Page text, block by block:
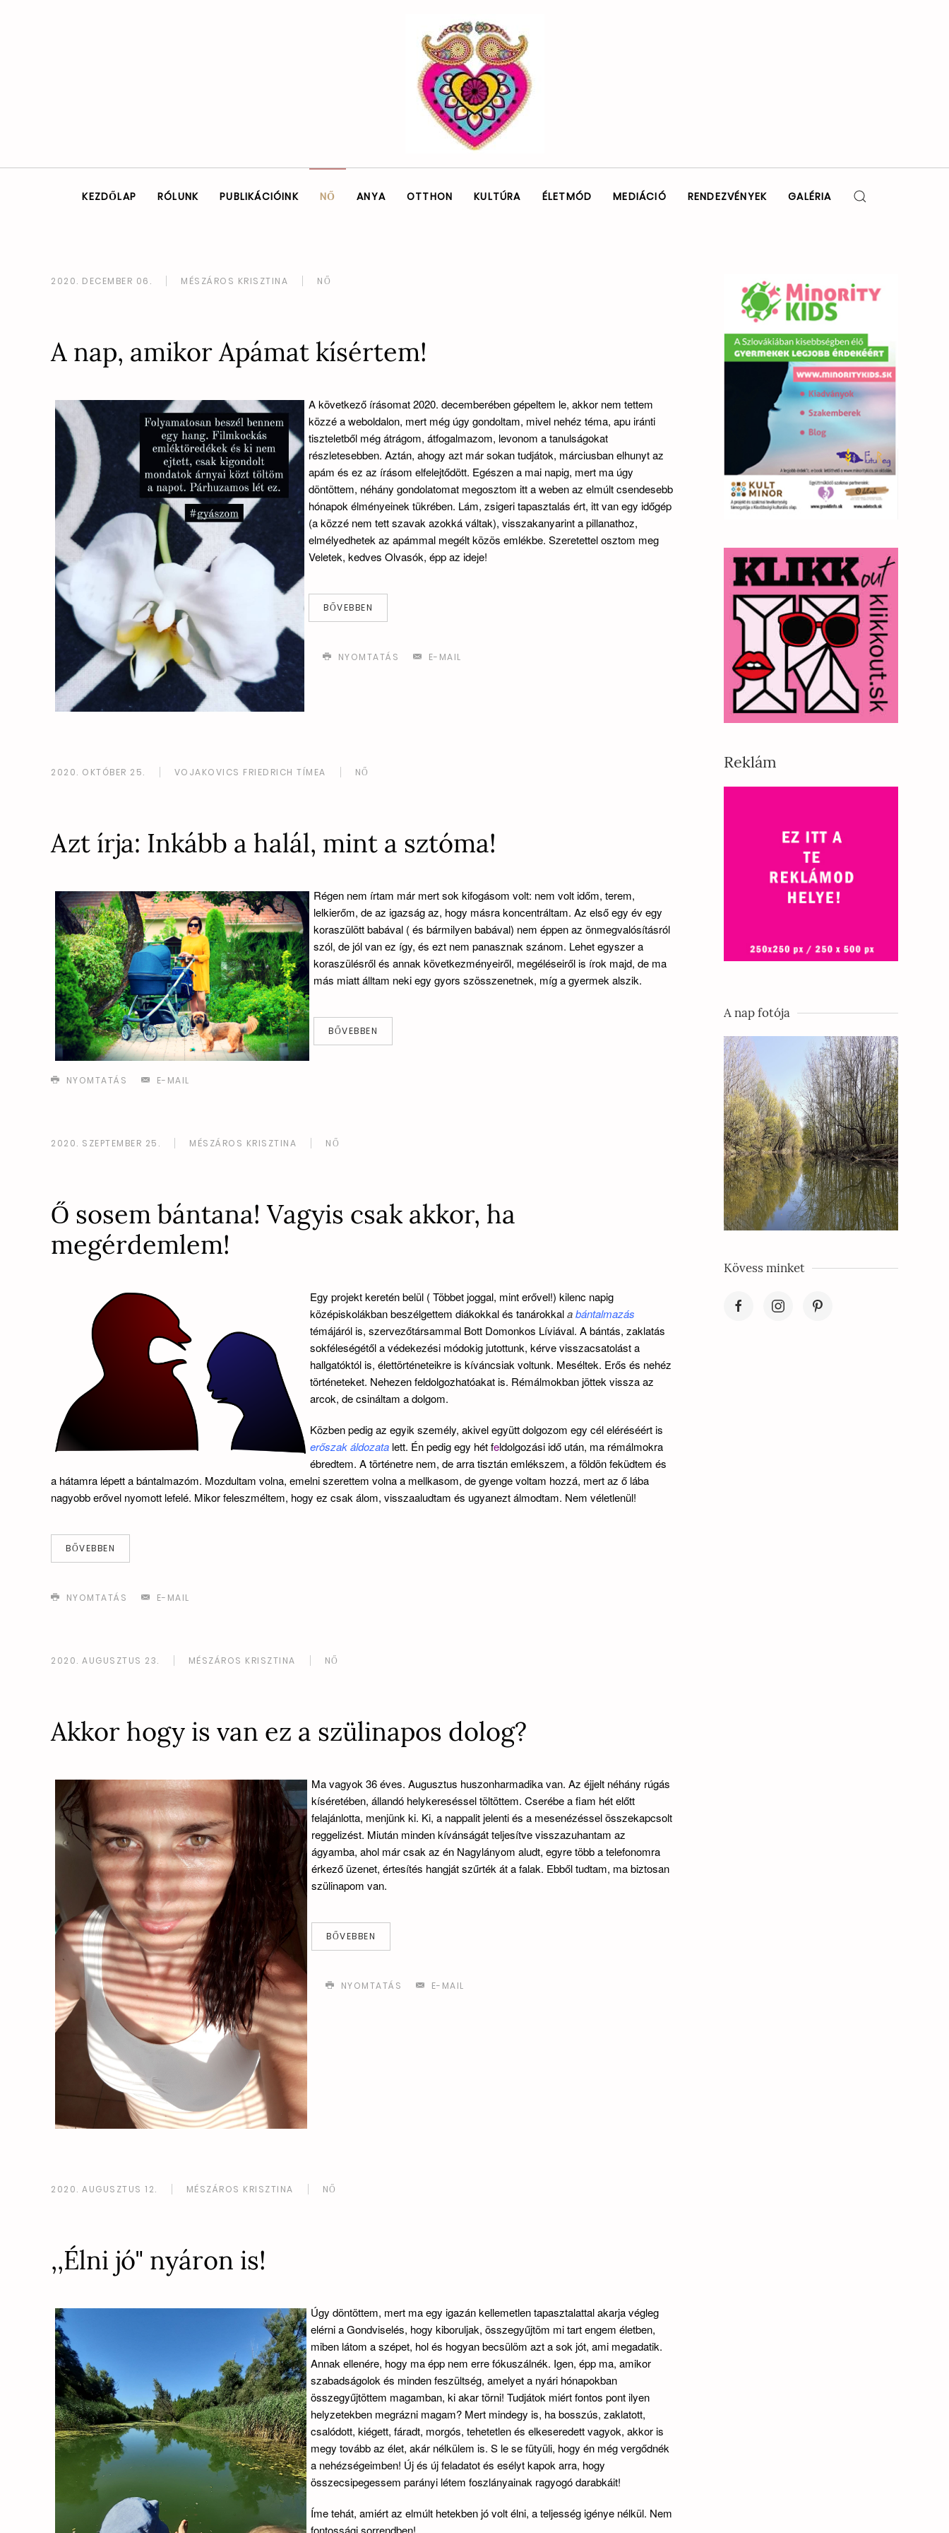
KEZDŐLAP RÓLUNK PUBLIKÁCIÓINK NŐ ANYA OTTHON KULTÚRA ÉLETMÓD MEDIÁCIÓ RENDEZVÉNYEK GALÉRIA
2020. DECEMBER 06. MÉSZÁROS KRISZTINA NŐ
A nap, amikor Apámat kísértem!
A következő írásomat 2020. decemberében gépeltem le, akkor nem tettem
közzé a weboldalon, mert még úgy gondoltam, mivel nehéz téma, apu iránti
tiszteletből még átrágom, átfogalmazom, levonom a tanulságokat
részletesebben. Aztán, ahogy azt már sokan tudjátok, márciusban elhunyt az
apám és ez az írásom elfelejtődött. Egészen a mai napig, mert ma úgy
döntöttem, néhány gondolatomat megosztom itt a weben az elmúlt csendesebb
hónapok élményeinek tükrében. Lám, zsigeri tapasztalás ért, itt van egy időgép
(a közzé nem tett szavak azokká váltak), visszakanyarint a pillanathoz,
elmélyedhetek az apámmal megélt közös emlékbe. Szeretettel osztom meg
Veletek, kedves Olvasók, épp az ideje!
BŐVEBBEN
NYOMTATÁS E-MAIL
2020. OKTÓBER 25. VOJAKOVICS FRIEDRICH TÍMEA NŐ
Azt írja: Inkább a halál, mint a sztóma!
Régen nem írtam már mert sok kifogásom volt: nem volt időm, terem,
lelkierőm, de az igazság az, hogy másra koncentráltam. Az első egy év egy
koraszülött babával ( és bármilyen babával) nem éppen az önmegvalósításról
szól, de jól van ez így, és ezt nem panasznak szánom. Lehet egyszer a
koraszülésről és annak következményeiről, megéléseiről is írok majd, de ma
más miatt álltam neki egy gyors szösszenetnek, míg a gyermek alszik.
BŐVEBBEN
NYOMTATÁS E-MAIL
2020. SZEPTEMBER 25. MÉSZÁROS KRISZTINA NŐ
Ő sosem bántana! Vagyis csak akkor, ha
megérdemlem!
Egy projekt keretén belül ( Többet joggal, mint erővel!) kilenc napig
középiskolákban beszélgettem diákokkal és tanárokkalabántalmazás
témájáról is, szervezőtársammal Bott Domonkos Líviával. A bántás, zaklatás
sokféleségétől a védekezési módokig jutottunk, kérve visszacsatolást a
hallgatóktól is, élettörténeteikre is kíváncsiak voltunk. Meséltek. Erős és nehéz
történeteket. Nehezen feldolgozhatóakat is. Rémálmokban jöttek vissza az
arcok, de csináltam a dolgom.
Közben pedig az egyik személy, akivel együtt dolgozom egy cél eléréséért is
erőszak áldozata lett. Én pedig egy hét feldolgozási idő után, ma rémálmokra
ébredtem. A történetre nem, de arra tisztán emlékszem, a földön feküdtem és
a hátamra lépett a bántalmazóm. Mozdultam volna, emelni szerettem volna a mellkasom, de gyenge voltam hozzá, mert az ő lába
nagyobb erővel nyomott lefelé. Mikor feleszméltem, hogy ez csak álom, visszaaludtam és ugyanezt álmodtam. Nem véletlenül!
BŐVEBBEN
NYOMTATÁS E-MAIL
2020. AUGUSZTUS 23. MÉSZÁROS KRISZTINA NŐ
Akkor hogy is van ez a szülinapos dolog?
Ma vagyok 36 éves. Augusztus huszonharmadika van. Az éjjelt néhány rúgás
kíséretében, állandó helykereséssel töltöttem. Cserébe a fiam hét előtt
felajánlotta, menjünk ki. Ki, a nappalit jelenti és a mesenézéssel összekapcsolt
reggelizést. Miután minden kívánságát teljesítve visszazuhantam az
ágyamba, ahol már csak az én Nagylányom aludt, egyre több a telefonomra
érkező üzenet, értesítés hangját szűrték át a falak. Ebből tudtam, ma biztosan
szülinapom van.
BŐVEBBEN
NYOMTATÁS E-MAIL
2020. AUGUSZTUS 12. MÉSZÁROS KRISZTINA NŐ
,,Élni jó" nyáron is!
Úgy döntöttem, mert ma egy igazán kellemetlen tapasztalattal akarja végleg
elérni a Gondviselés, hogy kiboruljak, összegyűjtöm mi tart engem életben,
miben látom a szépet, hol és hogyan becsülöm azt a sok jót, ami megadatik.
Annak ellenére, hogy ma épp nem erre fókuszálnék. Igen, épp ma, amikor
szabadságolok és minden feszültség, amelyet a nyári hónapokban
összegyűjtöttem magamban, ki akar törni! Tudjátok miért fontos pont ilyen
helyzetekben megrázni magam? Mert mindegy is, ha bosszús, zaklatott,
csalódott, kiégett, fáradt, morgós, tehetetlen és elkeseredett vagyok, akkor is
megy tovább az élet, akár nélkülem is. S le se fütyüli, hogy én még vergődnék
a nehézségeimben! Új és új feladatot és esélyt kapok arra, hogy
összecsipegessem parányi létem foszlányainak ragyogó darabkáit!
Íme tehát, amiért az elmúlt hetekben jó volt élni, a teljesség igénye nélkül. Nem
fontossági sorrendben!
Reklám
A nap fotója
Kövess minket